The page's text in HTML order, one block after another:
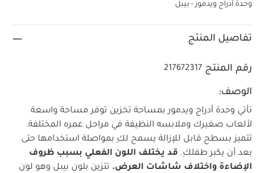
وحدة أدراج ويدمور - بيبل
تفاصيل المنتج
رقم المنتج 217672317
الوصف:
تأتي وحدة أدراج ويدمور بمساحة تخزين توفر مساحة واسعة
لألعاب صغيرك وملابسه النظيفة في مراحل عمره المختلفة.
تتميز بسطح قابل للإزالة يسمح لكِ بمواصلة استخدامها حتى
بعد أن يكبر طفلكِ. قد يختلف اللون الفعلي بسبب ظروف
الإضاءة واختلاف شاشات العرض. تتزين بلون بيبل وهو لون